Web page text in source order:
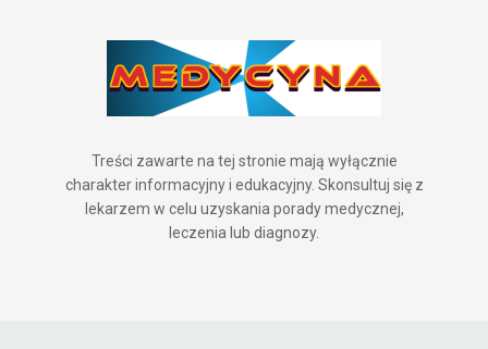
Treści zawarte na tej stronie mają wyłącznie
charakter informacyjny i edukacyjny. Skonsultuj się z
lekarzem w celu uzyskania porady medycznej,
leczenia lub diagnozy.